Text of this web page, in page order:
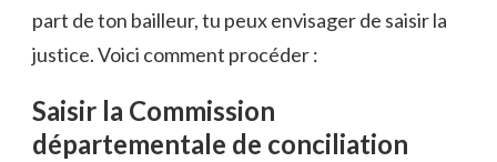
part de ton bailleur, tu peux envisager de saisir la
justice. Voici comment procéder :
Saisir la Commission
départementale de conciliation